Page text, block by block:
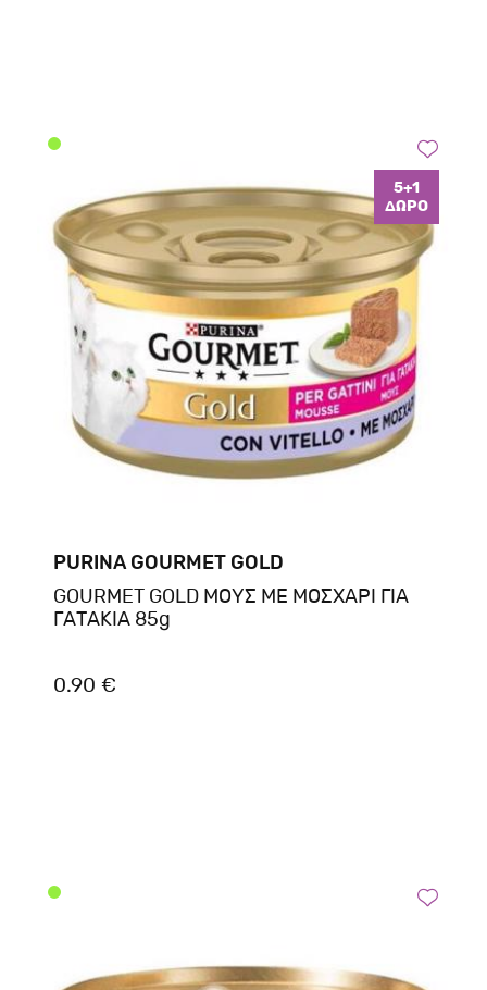
5+1
ΔΩΡΟ
PURINA GOURMET GOLD
GOURMET GOLD ΜΟΥΣ ΜΕ ΜΟΣΧΑΡΙ ΓΙΑ
ΓΑΤΑΚΙΑ 85g
0.90 €